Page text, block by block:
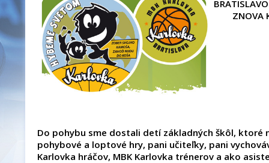
ZNOVA
Do pohybu sme dostali detí základných škôl, ktoré
pohybové a loptové hry, pani učiteľky, pani
Karlovka hráčov, MBK Karlovka trénerov a ako